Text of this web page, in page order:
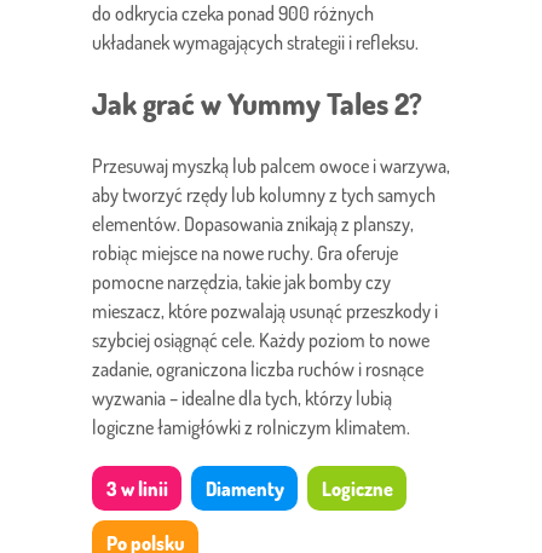
do odkrycia czeka ponad 900 różnych
układanek wymagających strategii i refleksu.
Jak grać w Yummy Tales 2?
Przesuwaj myszką lub palcem owoce i warzywa,
aby tworzyć rzędy lub kolumny z tych samych
elementów. Dopasowania znikają z planszy,
robiąc miejsce na nowe ruchy. Gra oferuje
pomocne narzędzia, takie jak bomby czy
mieszacz, które pozwalają usunąć przeszkody i
szybciej osiągnąć cele. Każdy poziom to nowe
zadanie, ograniczona liczba ruchów i rosnące
wyzwania – idealne dla tych, którzy lubią
logiczne łamigłówki z rolniczym klimatem.
3 w linii Diamenty Logiczne
Po polsku